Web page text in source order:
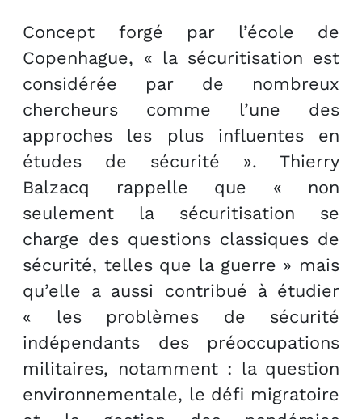
Concept forgé par l’école de
Copenhague, « la sécuritisation est
considérée par de nombreux
chercheurs comme l’une des
approches les plus influentes en
études de sécurité ». Thierry
Balzacq rappelle que « non
seulement la sécuritisation se
charge des questions classiques de
sécurité, telles que la guerre » mais
qu’elle a aussi contribué à étudier
« les problèmes de sécurité
indépendants des préoccupations
militaires, notamment : la question
environnementale, le défi migratoire